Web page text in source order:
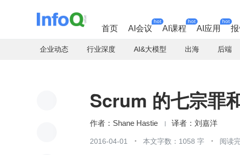
首页 AI会议
hot
AI课程
hot
AI应用
hot
企业动态 行业深度 AI&大模型 出海 后端
Scrum 的七宗罪
Shane Hastie 刘嘉洋
2016-04-01 本文字数：1058 字 阅读